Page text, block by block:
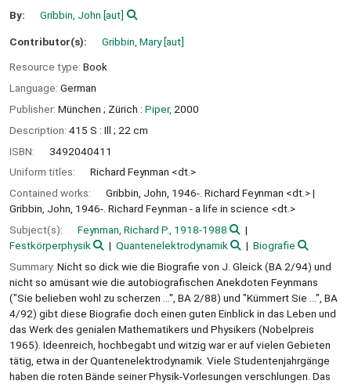
By: Gribbin, John [aut]
Contributor(s): Gribbin, Mary[aut]
Resource type: Book
Language: German
Publisher: München ; Zürich : Piper, 2000
Description: 415 S : Ill ; 22 cm
ISBN:
3492040411
Uniform titles:
Richard Feynman <dt.>
Contained works:
Gribbin, John, 1946-. Richard Feynman <dt.>
Gribbin, John, 1946-. Richard Feynman - a life in science <dt.>
Subject(s):
Feynman, Richard P., 1918-1988
Festkörperphysik
Quantenelektrodynamik
Biografie
Summary: Nicht so dick wie die Biografie von J. Gleick (BA 2/94) und
nicht so amüsant wie die autobiografischen Anekdoten Feynmans
("Sie belieben wohl zu scherzen ...", BA 2/88) und "Kümmert Sie ...", BA
4/92) gibt diese Biografie doch einen guten Einblick in das Leben und
das Werk des genialen Mathematikers und Physikers (Nobelpreis
1965). Ideenreich, hochbegabt und witzig war er auf vielen Gebieten
tätig, etwa in der Quantenelektrodynamik. Viele Studentenjahrgänge
haben die roten Bände seiner Physik-Vorlesungen verschlungen. Das